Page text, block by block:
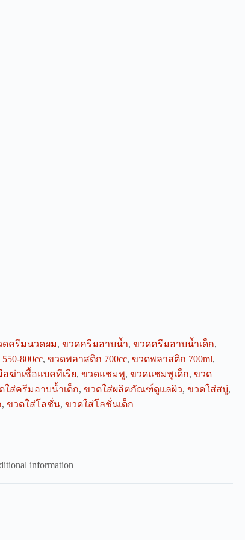
ดครีมนวดผม, ขวดครีมอาบน้ำ, ขวดครีมอาบน้ำเด็ก,
800cc, ขวดพลาสติก 700cc, ขวดพลาสติก 700ml,
ฆ่าเชื้อแบคทีเรีย, ขวดแชมพู, ขวดแชมพูเด็ก, ขวด
ใส่ครีมอาบน้ำเด็ก, ขวดใส่ผลิตภัณฑ์ดูแลผิว, ขวดใส่สบู่,
, ขวดใส่โลชั่น, ขวดใส่โลชั่นเด็ก
information